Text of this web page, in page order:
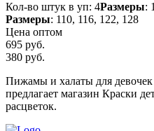
Кол-во штук в уп: 4Размеры:
Размеры: 110, 116, 122, 128
Цена оптом
695 руб.
380 руб.
Пижамы и халаты для девочек
предлагает магазин Краски
расцветок.